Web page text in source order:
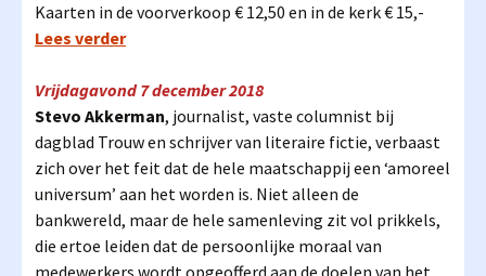
Kaarten in de voorverkoop € 12,50 en in de kerk € 15,-
Lees verder
Vrijdagavond 7 december 2018
Stevo Akkerman, journalist, vaste columnist bij
dagblad Trouw en schrijver van literaire fictie, verbaast
zich over het feit dat de hele maatschappij een ‘amoreel
universum’ aan het worden is. Niet alleen de
bankwereld, maar de hele samenleving zit vol prikkels,
die ertoe leiden dat de persoonlijke moraal van